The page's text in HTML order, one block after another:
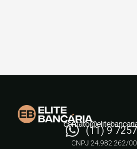
(11) 9
CNPJ 24.982.262/